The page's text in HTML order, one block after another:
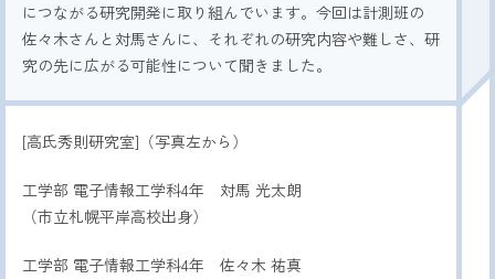
につながる研究開発に取り組んでいます。今回は計測班の
佐々木さんと対馬さんに、それぞれの研究内容や難しさ、研
究の先に広がる可能性について聞きました。
[高氏秀則研究室]（写真左から）
工学部 電子情報工学科4年 対馬 光太朗
（市立札幌平岸高校出身）
工学部 電子情報工学科4年 佐々木 祐真